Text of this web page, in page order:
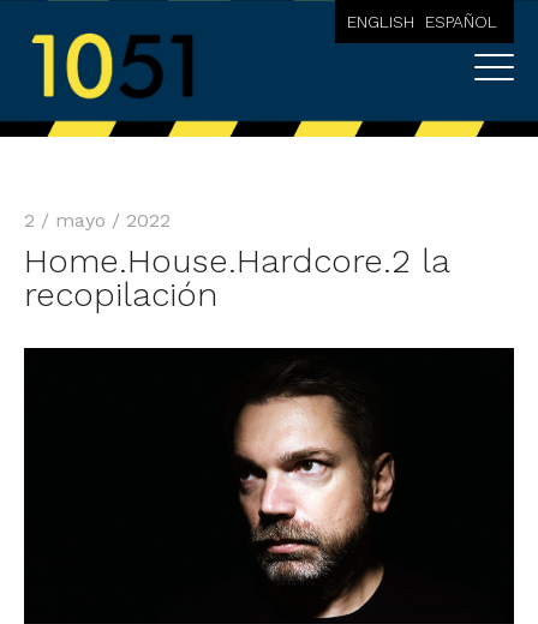
ENGLISH ESPAÑOL
2 / mayo / 2022
Home.House.Hardcore.2 la
recopilación